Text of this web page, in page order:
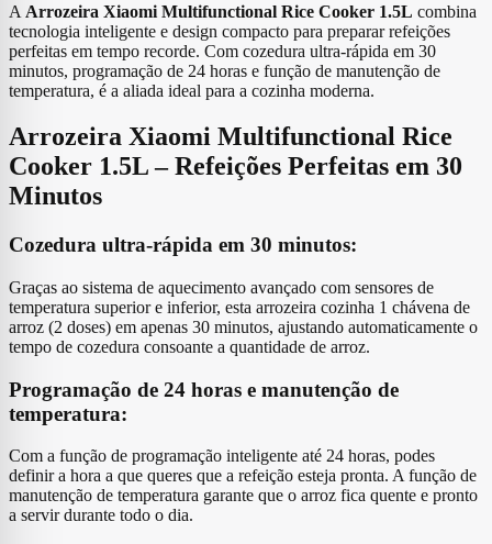
A Arrozeira Xiaomi Multifunctional Rice Cooker 1.5L combina
tecnologia inteligente e design compacto para preparar refeições
perfeitas em tempo recorde. Com cozedura ultra-rápida em 30
minutos, programação de 24 horas e função de manutenção de
temperatura, é a aliada ideal para a cozinha moderna.
Arrozeira Xiaomi Multifunctional Rice
Cooker 1.5L – Refeições Perfeitas em 30
Minutos
Cozedura ultra-rápida em 30 minutos:
Graças ao sistema de aquecimento avançado com sensores de
temperatura superior e inferior, esta arrozeira cozinha 1 chávena de
arroz (2 doses) em apenas 30 minutos, ajustando automaticamente o
tempo de cozedura consoante a quantidade de arroz.
Programação de 24 horas e manutenção de
temperatura:
Com a função de programação inteligente até 24 horas, podes
definir a hora a que queres que a refeição esteja pronta. A função de
manutenção de temperatura garante que o arroz fica quente e pronto
a servir durante todo o dia.